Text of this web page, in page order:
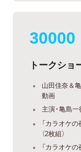
30000
トークショ
山田佳奈＆
動画
主演・亀島
「カラオケ
（2枚組）
「カラオケ